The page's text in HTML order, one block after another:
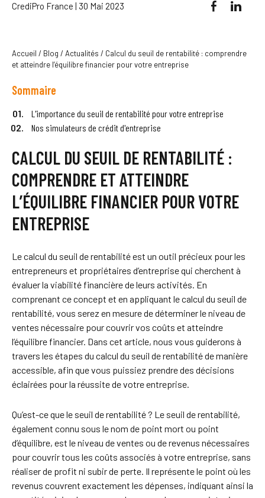
CrediPro France | 30 Mai 2023
Accueil / Blog /Actualités / Calcul du seuil de rentabilité : comprendre
et atteindre l’équilibre financier pour votre entreprise
Sommaire
L'importance du seuil de rentabilité pour votre entreprise
Nos simulateurs de crédit d'entreprise
CALCUL DU SEUIL DE RENTABILITÉ :
COMPRENDRE ET ATTEINDRE
L’ÉQUILIBRE FINANCIER POUR VOTRE
ENTREPRISE
Le calcul du seuil de rentabilité est un outil précieux pour les
entrepreneurs et propriétaires d’entreprise qui cherchent à
évaluer la viabilité financière de leurs activités. En
comprenant ce concept et en appliquant le calcul du seuil de
rentabilité, vous serez en mesure de déterminer le niveau de
ventes nécessaire pour couvrir vos coûts et atteindre
l’équilibre financier. Dans cet article, nous vous guiderons à
travers les étapes du calcul du seuil de rentabilité de manière
accessible, afin que vous puissiez prendre des décisions
éclairées pour la réussite de votre entreprise.
Qu’est-ce que le seuil de rentabilité ? Le seuil de rentabilité,
également connu sous le nom de point mort ou point
d’équilibre, est le niveau de ventes ou de revenus nécessaires
pour couvrir tous les coûts associés à votre entreprise, sans
réaliser de profit ni subir de perte. Il représente le point où les
revenus couvrent exactement les dépenses, indiquant ainsi la